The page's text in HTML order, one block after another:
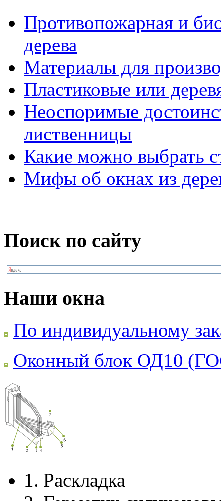
Противопожарная и
дерева
Материалы для
Пластиковые или
Неоспоримые
лиственницы
Какие можно выбрать
Мифы об окнах из
Поиск по сайту
Наши окна
По индивидуальному
Оконный блок ОД10
1. Раскладка